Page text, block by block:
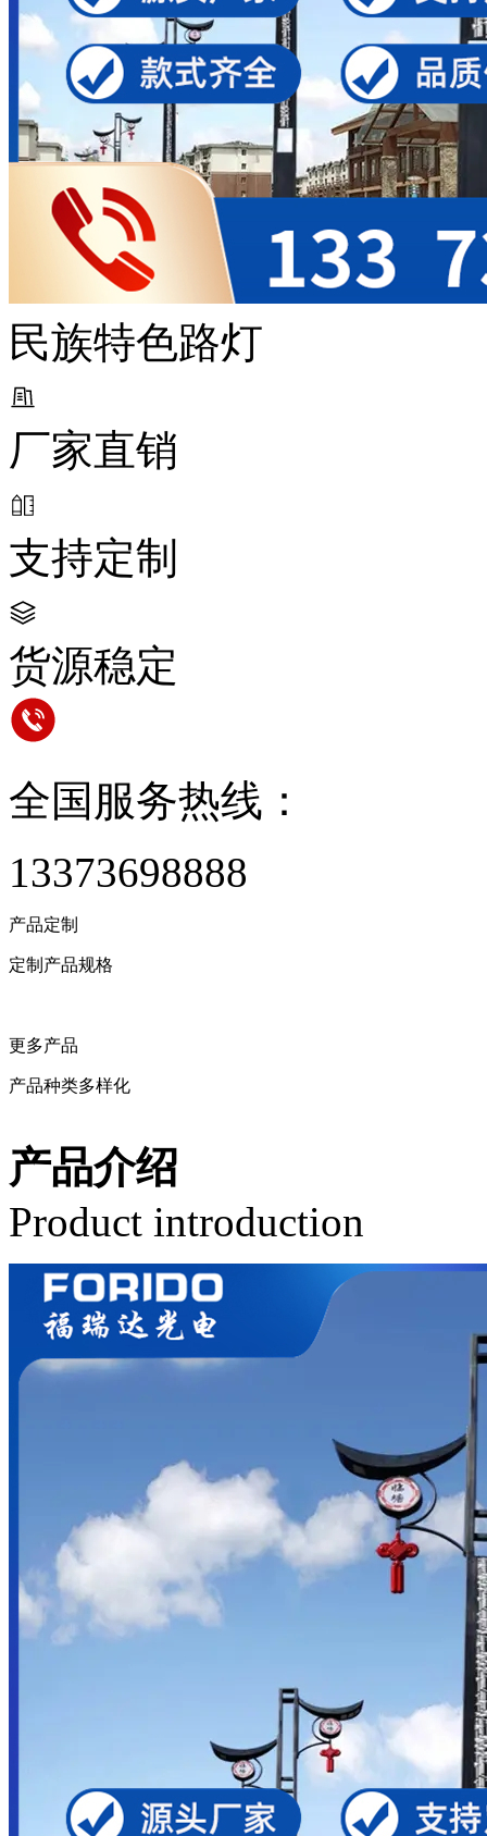
民族特色路灯
厂家直销
支持定制
货源稳定
全国服务热线：
13373698888
产品定制
定制产品规格
更多产品
产品种类多样化
产品介绍
Product introduction